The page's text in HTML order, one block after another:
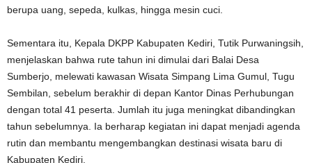
berupa uang, sepeda, kulkas, hingga mesin cuci.
Sementara itu, Kepala DKPP Kabupaten Kediri, Tutik Purwaningsih,
menjelaskan bahwa rute tahun ini dimulai dari Balai Desa
Sumberjo, melewati kawasan Wisata Simpang Lima Gumul, Tugu
Sembilan, sebelum berakhir di depan Kantor Dinas Perhubungan
dengan total 41 peserta. Jumlah itu juga meningkat dibandingkan
tahun sebelumnya. Ia berharap kegiatan ini dapat menjadi agenda
rutin dan membantu mengembangkan destinasi wisata baru di
Kabupaten Kediri.